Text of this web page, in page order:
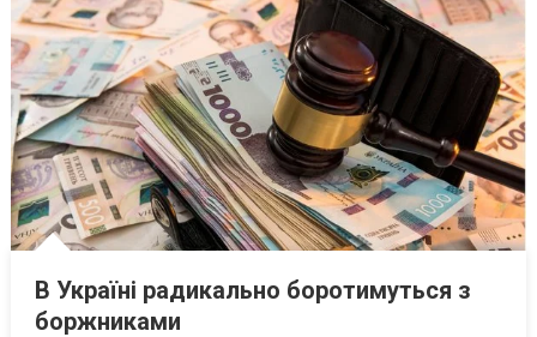
В Україні радикально боротимуться з
боржниками